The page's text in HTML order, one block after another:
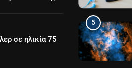
σε ηλικία 75
5